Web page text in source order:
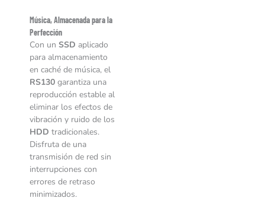
Música, Almacenada para la
Perfección
Con un SSD aplicado
para almacenamiento
en caché de música, el
RS130 garantiza una
reproducción estable al
eliminar los efectos de
vibración y ruido de los
HDD tradicionales.
Disfruta de una
transmisión de red sin
interrupciones con
errores de retraso
minimizados.